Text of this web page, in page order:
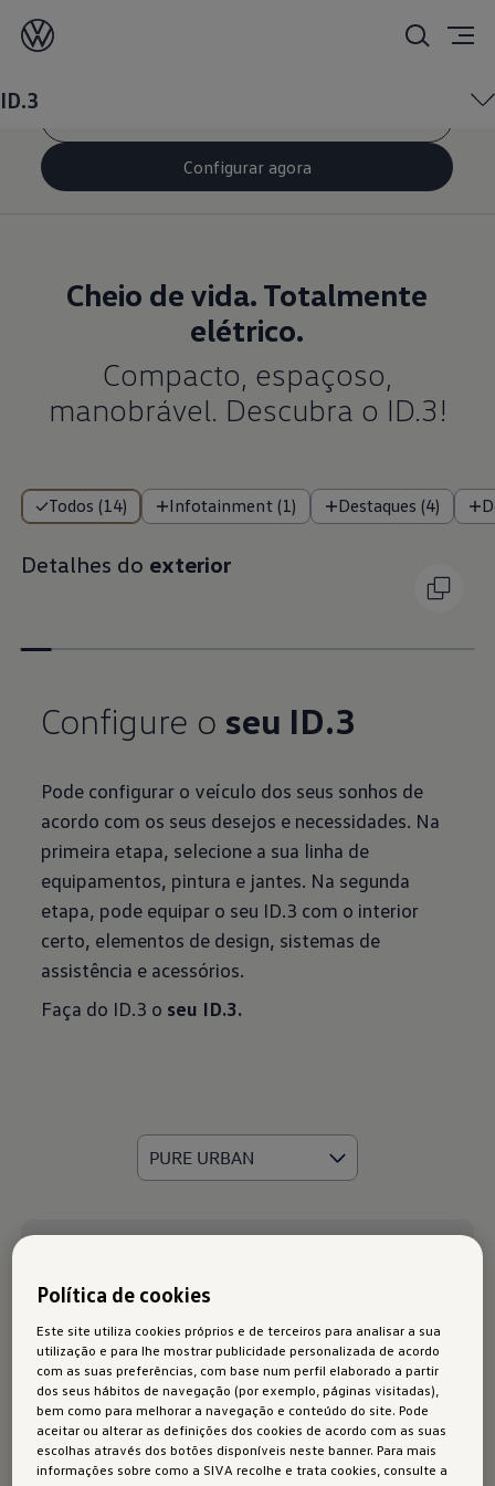
ID.3
Configurar agora
Cheio de vida. Totalmente
elétrico.
Compacto, espaçoso,
manobrável. Descubra o ID.3!
Todos (14) Infotainment (1) Destaques (4)
Detalhes do exterior
Configure o seu ID.3
Pode configurar o veículo dos seus sonhos de
acordo com os seus desejos e necessidades. Na
primeira etapa, selecione a sua linha de
equipamentos, pintura e jantes. Na segunda
etapa, pode equipar o seu ID.3 com o interior
certo, elementos de design, sistemas de
assistência e acessórios.
Faça do ID.3 o seu ID.3.
Política de cookies
Este site utiliza cookies próprios e de terceiros para analisar a sua
utilização e para lhe mostrar publicidade personalizada de acordo
com as suas preferências, com base num perfil elaborado a partir
dos seus hábitos de navegação (por exemplo, páginas visitadas),
bem como para melhorar a navegação e conteúdo do site. Pode
aceitar ou alterar as definições dos cookies de acordo com as suas
escolhas através dos botões disponíveis neste banner. Para mais
informações sobre como a SIVA recolhe e trata cookies, consulte a